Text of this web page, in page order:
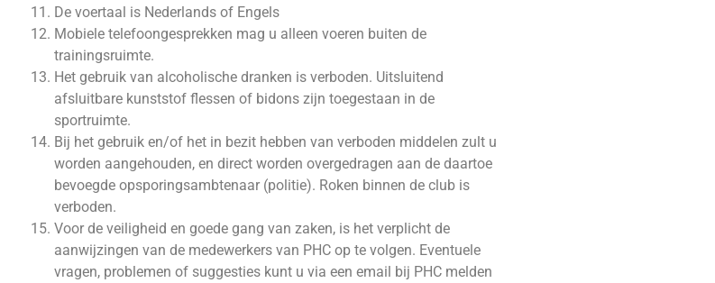
De voertaal is Nederlands of Engels
Mobiele telefoongesprekken mag u alleen voeren buiten de
trainingsruimte.
Het gebruik van alcoholische dranken is verboden. Uitsluitend
afsluitbare kunststof flessen of bidons zijn toegestaan in de
sportruimte.
Bij het gebruik en/of het in bezit hebben van verboden middelen zult u
worden aangehouden, en direct worden overgedragen aan de daartoe
bevoegde opsporingsambtenaar (politie). Roken binnen de club is
verboden.
Voor de veiligheid en goede gang van zaken, is het verplicht de
aanwijzingen van de medewerkers van PHC op te volgen. Eventuele
vragen, problemen of suggesties kunt u via een email bij PHC melden